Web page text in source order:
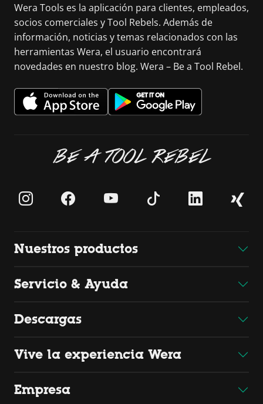
Wera Tools es la aplicación para clientes, empleados,
socios comerciales y Tool Rebels. Además de
información, noticias y temas relacionados con las
herramientas Wera, el usuario encontrará
novedades en nuestro blog. Wera – Be a Tool Rebel.
BE A TOOL REBEL
Nuestros productos
Servicio & Ayuda
Descargas
Vive la experiencia Wera
Empresa